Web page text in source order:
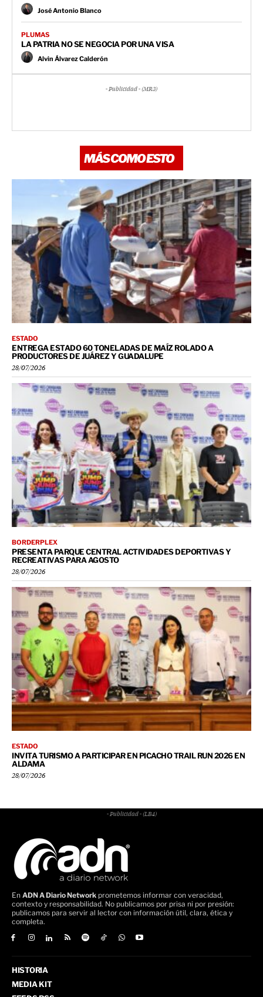
José Antonio Blanco
PLUMAS
LA PATRIA NO SE NEGOCIA POR UNA VISA
Alvin Álvarez Calderón
- Publicidad - (MR3)
MÁS COMO ESTO
ESTADO
ENTREGA ESTADO 60 TONELADAS DE MAÍZ ROLADO A
PRODUCTORES DE JUÁREZ Y GUADALUPE
28/07/2026
BORDERPLEX
PRESENTA PARQUE CENTRAL ACTIVIDADES DEPORTIVAS Y
RECREATIVAS PARA AGOSTO
28/07/2026
ESTADO
INVITA TURISMO A PARTICIPAR EN PICACHO TRAIL RUN 2026 EN
ALDAMA
28/07/2026
- Publicidad - (LB4)
En ADN A Diario Network prometemos informar con veracidad,
contexto y responsabilidad. No publicamos por prisa ni por presión:
publicamos para servir al lector con información útil, clara, ética y
completa.
HISTORIA
MEDIA KIT